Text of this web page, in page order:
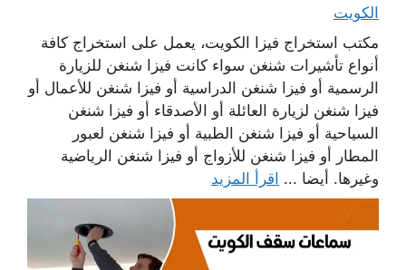
الكويت
مكتب استخراج فيزا الكويت، يعمل على استخراج كافة
أنواع تأشيرات شنغن سواء كانت فيزا شنغن للزيارة
الرسمية أو فيزا شنغن الدراسية أو فيزا شنغن للأعمال أو
فيزا شنغن لزيارة العائلة أو الأصدقاء أو فيزا شنغن
السياحية أو فيزا شنغن الطبية أو فيزا شنغن لعبور
المطار أو فيزا شنغن للأزواج أو فيزا شنغن الرياضية
وغيرها. أيضا ... اقرأ المزيد